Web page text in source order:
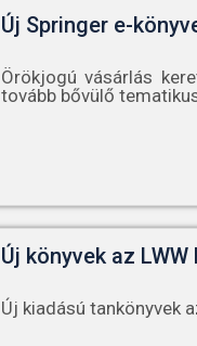
Új Springer e-
Örökjogú vásárlás
tovább bővülő
Új könyvek az
Új kiadású tankönyvek